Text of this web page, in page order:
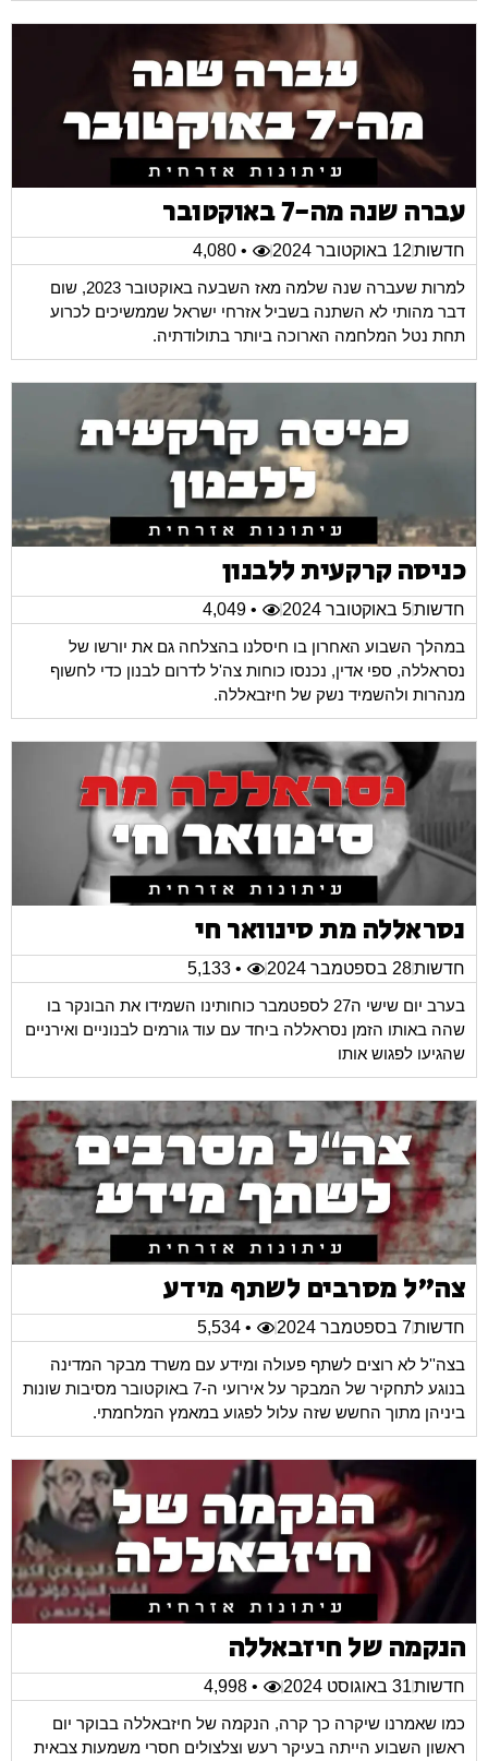
עברה שנה מה-7 באוקטובר
חדשות12 באוקטובר 2024
• 4,080
למרות שעברה שנה שלמה מאז השבעה באוקטובר 2023, שום
דבר מהותי לא השתנה בשביל אזרחי ישראל שממשיכים לכרוע
תחת נטל המלחמה הארוכה ביותר בתולודתיה.
כניסה קרקעית ללבנון
חדשות5 באוקטובר 2024
• 4,049
במהלך השבוע האחרון בו חיסלנו בהצלחה גם את יורשו של
נסראללה, ספי אדין, נכנסו כוחות צה'ל לדרום לבנון כדי לחשוף
מנהרות ולהשמיד נשק של חיזבאללה.
נסראללה מת סינוואר חי
חדשות28 בספטמבר 2024
• 5,133
בערב יום שישי ה27 לספטמבר כוחותינו השמידו את הבונקר בו
שהה באותו הזמן נסראללה ביחד עם עוד גורמים לבנוניים ואירניים
שהגיעו לפגוש אותו
צה"ל מסרבים לשתף מידע
חדשות7 בספטמבר 2024
• 5,534
בצה''ל לא רוצים לשתף פעולה ומידע עם משרד מבקר המדינה
בנוגע לתחקיר של המבקר על אירועי ה-7 באוקטובר מסיבות שונות
ביניהן מתוך החשש שזה עלול לפגוע במאמץ המלחמתי.
הנקמה של חיזבאללה
חדשות31 באוגוסט 2024
• 4,998
כמו שאמרנו שיקרה כך קרה, הנקמה של חיזבאללה בבוקר יום
ראשון השבוע הייתה בעיקר רעש וצלצולים חסרי משמעות צבאית